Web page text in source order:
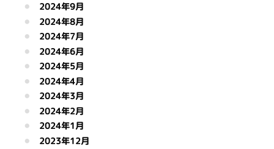
2024年9月
2024年8月
2024年7月
2024年6月
2024年5月
2024年4月
2024年3月
2024年2月
2024年1月
2023年12月